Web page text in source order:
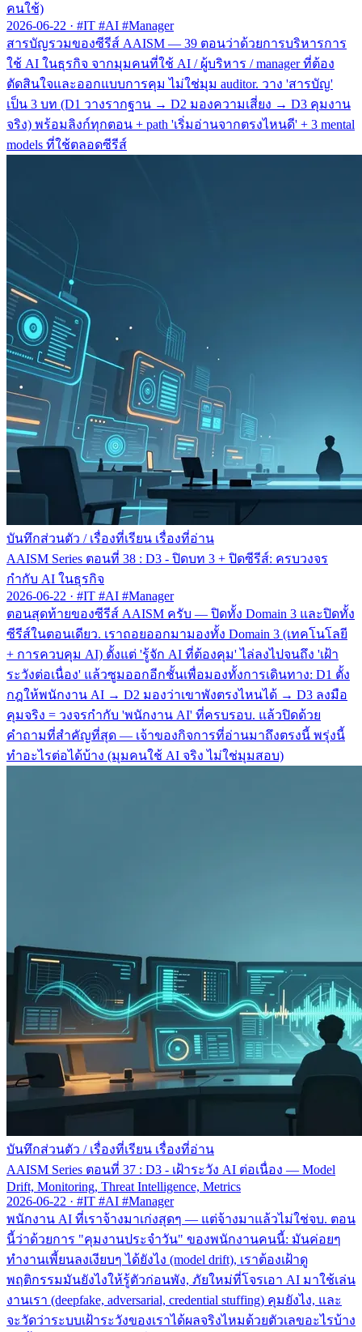
คนใช้)
2026-06-22 · #IT #AI #Manager
สารบัญรวมของซีรีส์ AAISM — 39 ตอนว่าด้วยการบริหารการ
ใช้ AI ในธุรกิจ จากมุมคนที่ใช้ AI / ผู้บริหาร / manager ที่ต้อง
ตัดสินใจและออกแบบการคุม ไม่ใช่มุม auditor. วาง 'สารบัญ'
เป็น 3 บท (D1 วางรากฐาน → D2 มองความเสี่ยง → D3 คุมงาน
จริง) พร้อมลิงก์ทุกตอน + path 'เริ่มอ่านจากตรงไหนดี' + 3 mental
models ที่ใช้ตลอดซีรีส์
บันทึกส่วนตัว / เรื่องที่เรียน เรื่องที่อ่าน
AAISM Series ตอนที่ 38 : D3 - ปิดบท 3 + ปิดซีรีส์: ครบวงจร
กำกับ AI ในธุรกิจ
2026-06-22 · #IT #AI #Manager
ตอนสุดท้ายของซีรีส์ AAISM ครับ — ปิดทั้ง Domain 3 และปิดทั้ง
ซีรีส์ในตอนเดียว. เราถอยออกมามองทั้ง Domain 3 (เทคโนโลยี
+ การควบคุม AI) ตั้งแต่ 'รู้จัก AI ที่ต้องคุม' ไล่ลงไปจนถึง 'เฝ้า
ระวังต่อเนื่อง' แล้วซูมออกอีกชั้นเพื่อมองทั้งการเดินทาง: D1 ตั้ง
กฎให้พนักงาน AI → D2 มองว่าเขาพังตรงไหนได้ → D3 ลงมือ
คุมจริง = วงจรกำกับ 'พนักงาน AI' ที่ครบรอบ. แล้วปิดด้วย
คำถามที่สำคัญที่สุด — เจ้าของกิจการที่อ่านมาถึงตรงนี้ พรุ่งนี้
ทำอะไรต่อได้บ้าง (มุมคนใช้ AI จริง ไม่ใช่มุมสอบ)
บันทึกส่วนตัว / เรื่องที่เรียน เรื่องที่อ่าน
AAISM Series ตอนที่ 37 : D3 - เฝ้าระวัง AI ต่อเนื่อง — Model
Drift, Monitoring, Threat Intelligence, Metrics
2026-06-22 · #IT #AI #Manager
พนักงาน AI ที่เราจ้างมาเก่งสุดๆ — แต่จ้างมาแล้วไม่ใช่จบ. ตอน
นี้ว่าด้วยการ "คุมงานประจำวัน" ของพนักงานคนนี้: มันค่อยๆ
ทำงานเพี้ยนลงเงียบๆ ได้ยังไง (model drift), เราต้องเฝ้าดู
พฤติกรรมมันยังไงให้รู้ตัวก่อนพัง, ภัยใหม่ที่โจรเอา AI มาใช้เล่น
งานเรา (deepfake, adversarial, credential stuffing) คุมยังไง, และ
จะวัดว่าระบบเฝ้าระวังของเราได้ผลจริงไหมด้วยตัวเลขอะไรบ้าง